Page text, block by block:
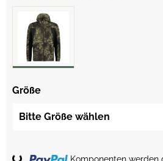
Größe
Bitte Größe wählen